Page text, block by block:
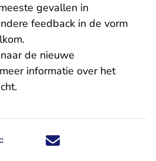
gevallen in
feedback in de vorm
de nieuwe
informatie over het
Deel dit nieuwsbericht via X -
Deel dit nieuwsbericht via
Deel dit nieuwsbericht
Deel dit